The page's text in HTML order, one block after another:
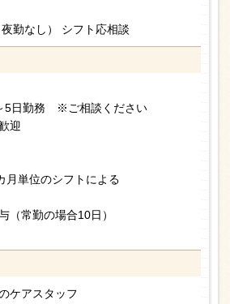
勤なし） シフト応相談
日勤務 ※ご相談ください
迎
単位のシフトによる
常勤の場合10日）
ケアスタッフ